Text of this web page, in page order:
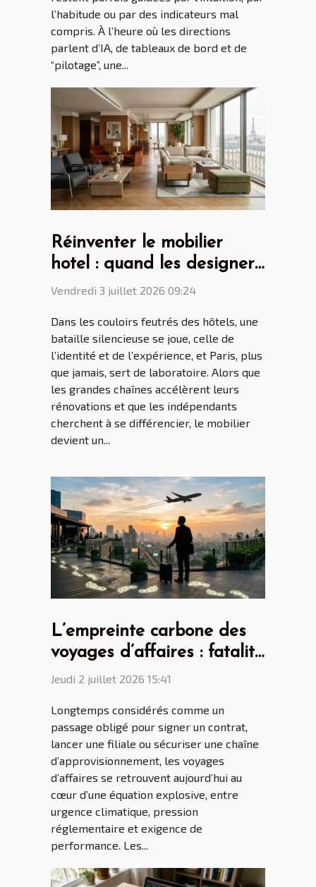
l’habitude ou par des indicateurs mal
compris. À l’heure où les directions
parlent d’IA, de tableaux de bord et de
“pilotage”, une...
Réinventer le mobilier
hotel : quand les designers
parisiens dictent la
Vendredi 3 juillet 2026 09:24
Dans les couloirs feutrés des hôtels, une
bataille silencieuse se joue, celle de
l’identité et de l’expérience, et Paris, plus
que jamais, sert de laboratoire. Alors que
les grandes chaînes accélèrent leurs
rénovations et que les indépendants
cherchent à se différencier, le mobilier
devient un...
L’empreinte carbone des
voyages d’affaires : fatalité
ou nouvelle donne ?
Jeudi 2 juillet 2026 15:41
Longtemps considérés comme un
passage obligé pour signer un contrat,
lancer une filiale ou sécuriser une chaîne
d’approvisionnement, les voyages
d’affaires se retrouvent aujourd’hui au
cœur d’une équation explosive, entre
urgence climatique, pression
réglementaire et exigence de
performance. Les...